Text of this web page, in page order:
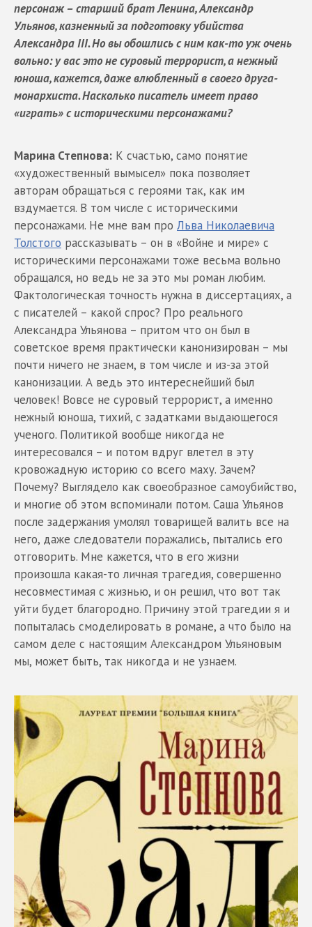
персонаж – старший брат Ленина, Александр
Ульянов, казненный за подготовку убийства
Александра III. Но вы обошлись с ним как-то уж очень
вольно: у вас это не суровый террорист, а нежный
юноша, кажется, даже влюбленный в своего друга-
монархиста. Насколько писатель имеет право
«играть» с историческими персонажами?
Марина Степнова: К счастью, само понятие
«художественный вымысел» пока позволяет
авторам обращаться с героями так, как им
вздумается. В том числе с историческими
персонажами. Не мне вам про Льва Николаевича
Толстого рассказывать – он в «Войне и мире» с
историческими персонажами тоже весьма вольно
обращался, но ведь не за это мы роман любим.
Фактологическая точность нужна в диссертациях, а
с писателей – какой спрос? Про реального
Александра Ульянова – притом что он был в
советское время практически канонизирован – мы
почти ничего не знаем, в том числе и из-за этой
канонизации. А ведь это интереснейший был
человек! Вовсе не суровый террорист, а именно
нежный юноша, тихий, с задатками выдающегося
ученого. Политикой вообще никогда не
интересовался – и потом вдруг влетел в эту
кровожадную историю со всего маху. Зачем?
Почему? Выглядело как своеобразное самоубийство,
и многие об этом вспоминали потом. Саша Ульянов
после задержания умолял товарищей валить все на
него, даже следователи поражались, пытались его
отговорить. Мне кажется, что в его жизни
произошла какая-то личная трагедия, совершенно
несовместимая с жизнью, и он решил, что вот так
уйти будет благородно. Причину этой трагедии я и
попыталась смоделировать в романе, а что было на
самом деле с настоящим Александром Ульяновым
мы, может быть, так никогда и не узнаем.